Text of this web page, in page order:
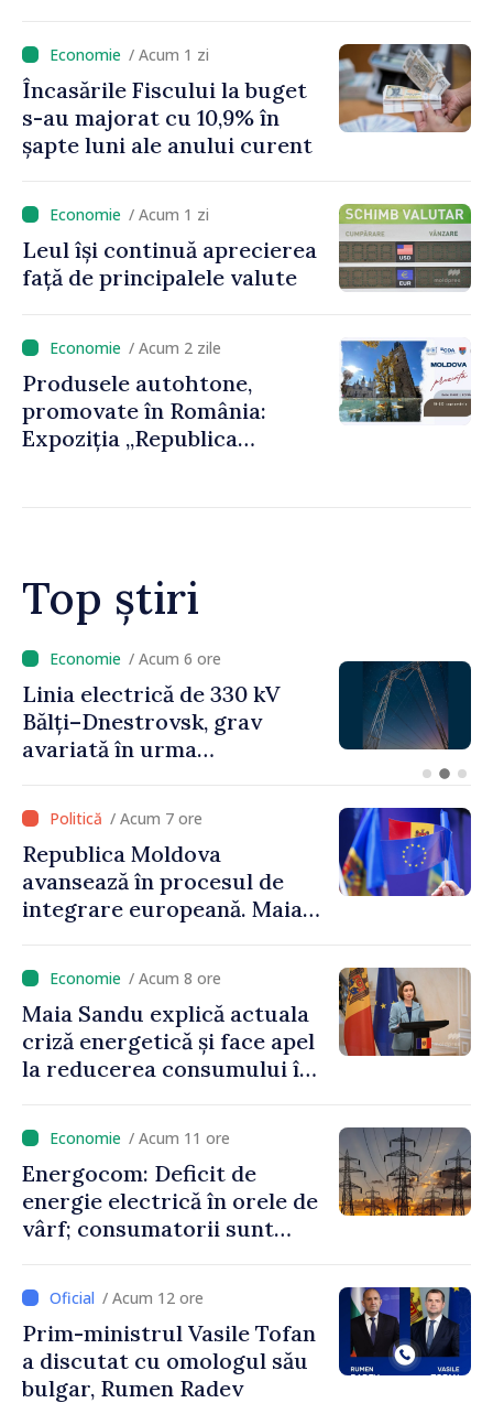
încuraja investițiile, vom
taxa mai mult viciile și
foarte atent vom uniformiza
anumite taxe”
/ Acum 1 zi
Încasările Fiscului la buget
s-au majorat cu 10,9% în
șapte luni ale anului curent
/ Acum 1 zi
Leul își continuă aprecierea
față de principalele valute
/ Acum 2 zile
Produsele autohtone,
promovate în România:
Expoziția „Republica
Top știri
/ Acum 7 ore
Sancțiuni disciplinare după
vizita delegației talibanilor
în Republica Moldova. Maia
oameni cu funcții înalte nu
cunosc politica statului”
/ Acum 7 ore
Republica Moldova
avansează în procesul de
integrare europeană. Maia
niciun stat”
/ Acum 8 ore
Maia Sandu explică actuala
criză energetică și face apel
la reducerea consumului în
putem menține prețurile la
un nivel mai mic”
/ Acum 11 ore
Energocom: Deficit de
energie electrică în orele de
vârf; consumatorii sunt
/ Acum 12 ore
Prim-ministrul Vasile Tofan
a discutat cu omologul său
bulgar, Rumen Radev